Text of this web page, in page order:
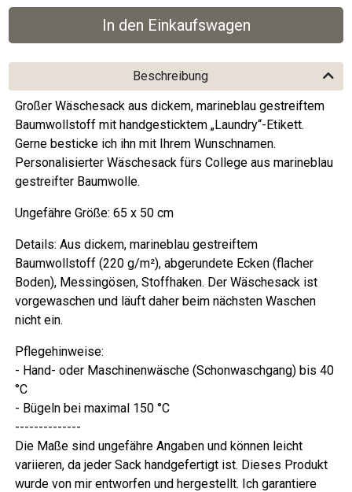
Beschreibung
Großer Wäschesack aus dickem, marineblau gestreiftem
Baumwollstoff mit handgesticktem „Laundry“-Etikett.
Gerne besticke ich ihn mit Ihrem Wunschnamen.
Personalisierter Wäschesack fürs College aus marineblau
gestreifter Baumwolle.
Ungefähre Größe: 65 x 50 cm
Details: Aus dickem, marineblau gestreiftem
Baumwollstoff (220 g/m²), abgerundete Ecken (flacher
Boden), Messingösen, Stoffhaken. Der Wäschesack ist
vorgewaschen und läuft daher beim nächsten Waschen
nicht ein.
Pflegehinweise:
- Hand- oder Maschinenwäsche (Schonwaschgang) bis 40
°C
- Bügeln bei maximal 150 °C
--------------
Die Maße sind ungefähre Angaben und können leicht
variieren, da jeder Sack handgefertigt ist. Dieses Produkt
wurde von mir entworfen und hergestellt. Ich garantiere